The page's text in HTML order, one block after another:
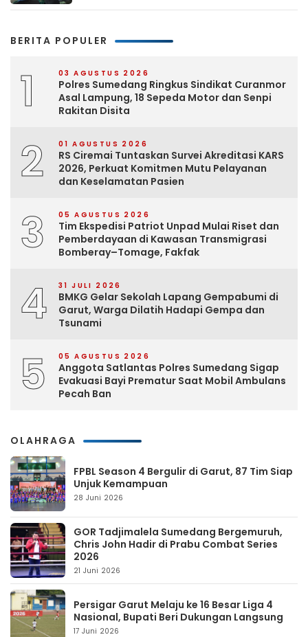
BERITA POPULER
1 03 AGUSTUS 2026
Polres Sumedang Ringkus Sindikat Curanmor
Asal Lampung, 18 Sepeda Motor dan Senpi
Rakitan Disita
2 01 AGUSTUS 2026
RS Ciremai Tuntaskan Survei Akreditasi KARS
2026, Perkuat Komitmen Mutu Pelayanan
dan Keselamatan Pasien
3 05 AGUSTUS 2026
Tim Ekspedisi Patriot Unpad Mulai Riset dan
Pemberdayaan di Kawasan Transmigrasi
Bomberay–Tomage, Fakfak
4 31 JULI 2026
BMKG Gelar Sekolah Lapang Gempabumi di
Garut, Warga Dilatih Hadapi Gempa dan
Tsunami
5 05 AGUSTUS 2026
Anggota Satlantas Polres Sumedang Sigap
Evakuasi Bayi Prematur Saat Mobil Ambulans
Pecah Ban
OLAHRAGA
FPBL Season 4 Bergulir di Garut, 87 Tim Siap
Unjuk Kemampuan
28 Juni 2026
GOR Tadjimalela Sumedang Bergemuruh,
Chris John Hadir di Prabu Combat Series
2026
21 Juni 2026
Persigar Garut Melaju ke 16 Besar Liga 4
Nasional, Bupati Beri Dukungan Langsung
17 Juni 2026